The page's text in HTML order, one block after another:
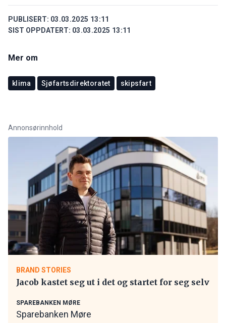
PUBLISERT: 03.03.2025 13:11
SIST OPPDATERT: 03.03.2025 13:11
Mer om
klima Sjøfartsdirektoratet skipsfart
Annonsørinnhold
BRAND STORIES
Jacob kastet seg ut i det og startet for seg selv
SPAREBANKEN MØRE
Sparebanken Møre